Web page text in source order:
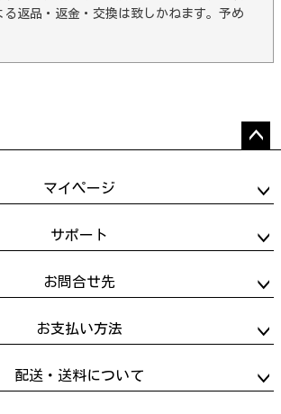
る返品・返金・交換は致しかねます。予め
ップ
マイページ
サポート
お問合せ先
お支払い方法
配送・送料について